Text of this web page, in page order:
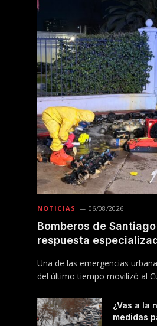
NOTICIAS 06/08/2026
Bomberos de
respuesta
Una de las emergencias
del último tiempo movilizó al
¿Vas a la
medidas